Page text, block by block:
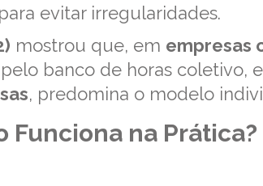
evitar irregularidades.
mostrou que, em empresas
banco de horas coletivo,
, predomina o modelo
Funciona na Prática?